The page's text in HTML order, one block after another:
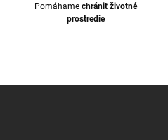
Pomáhame chrániť životné
prostredie